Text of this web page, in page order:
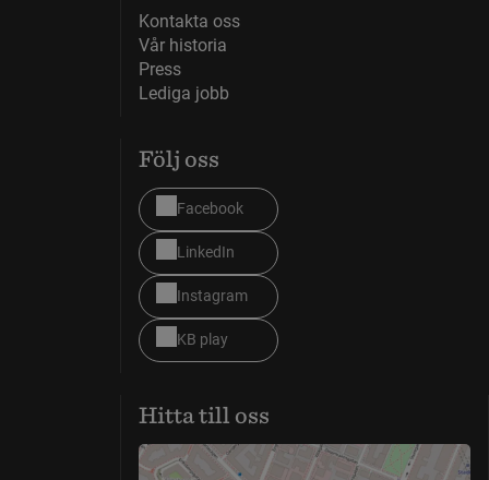
Kontakta oss
Vår historia
Press
Lediga jobb
Följ oss
Facebook
LinkedIn
Instagram
KB play
Hitta till oss